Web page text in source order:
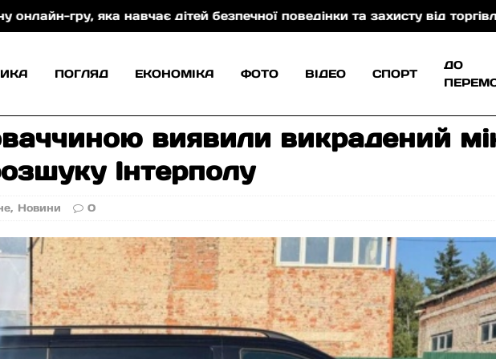
яка навчає дітей безпечної поведінки та захисту від торгівлі людьми
ПОГЛЯД ЕКОНОМІКА ФОТО ВІДЕО СПОРТ
ДО
виявили викрадений
Інтерполу
, Новини 0